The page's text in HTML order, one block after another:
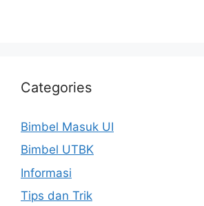
Categories
Bimbel Masuk UI
Bimbel UTBK
Informasi
Tips dan Trik